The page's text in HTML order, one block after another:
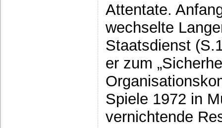
Attentate.
wechselte
Staatsdienst
er zum
Spiele 1972 in
vernichtende